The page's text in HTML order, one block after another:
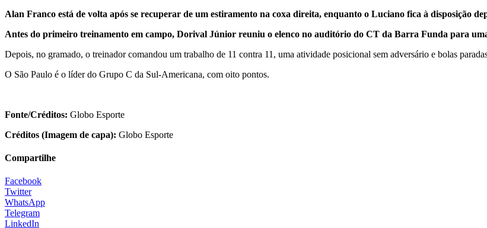
Alan Franco está de volta após se recuperar de um estiramento na coxa direita, enquanto o Luciano fica à disposição
Antes do primeiro treinamento em campo, Dorival Júnior reuniu o elenco no auditório do CT da Barra Funda para
Depois, no gramado, o treinador comandou um trabalho de 11 contra 11, uma atividade posicional sem adversário e bolas
O São Paulo é o líder do Grupo C da Sul-Americana, com oito pontos.
Fonte/Créditos: Globo Esporte
Créditos (Imagem de capa): Globo Esporte
Compartilhe
Facebook
Twitter
WhatsApp
Telegram
LinkedIn